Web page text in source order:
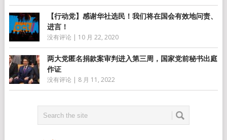
【行动党】感谢华社选民！我们将在国会有效地问责、
进言！
没有评论 | 10 月 22, 2020
两大党匿名捐款案审判进入第三周，国家党前秘书出庭
作证
没有评论 | 8 月 11, 2022